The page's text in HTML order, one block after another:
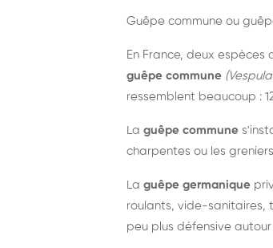
Guêpe commune ou
En France, deux
guêpe commune
ressemblent beaucoup :
La guêpe commune
charpentes ou les
La guêpe germanique
roulants, vide-sanitaires,
peu plus défensive